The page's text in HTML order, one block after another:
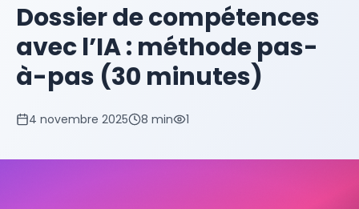
Dossier de compétences
avec l’IA : méthode pas-
à-pas (30 minutes)
4 novembre 2025 8 min 1